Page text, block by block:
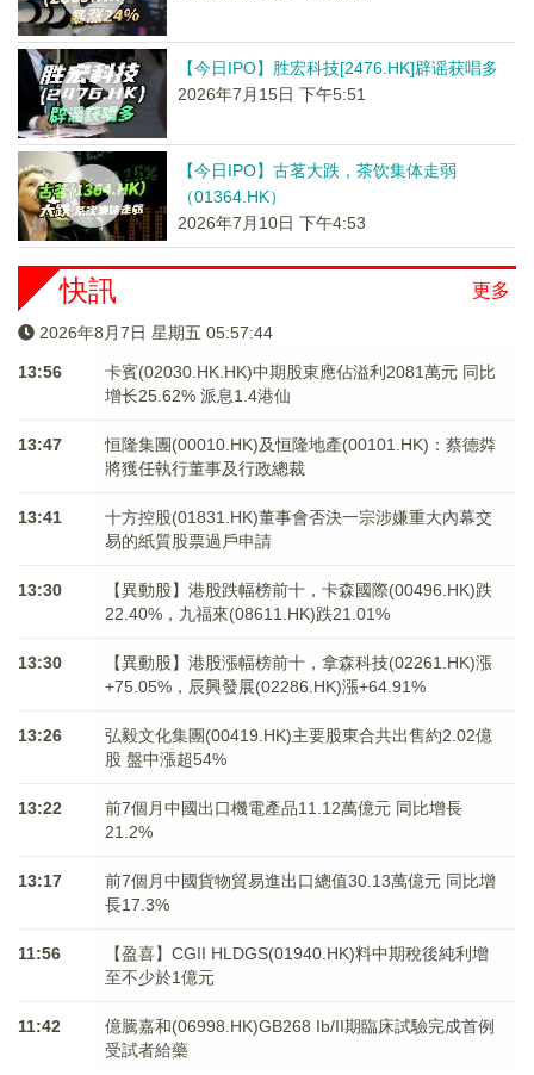
【今日IPO】胜宏科技[2476.HK]辟谣获唱多
2026年7月15日 下午5:51
【今日IPO】古茗大跌，茶饮集体走弱
（01364.HK）
2026年7月10日 下午4:53
更多
快訊
2026年8月7日 星期五 05:57:45
13:56
卡賓(02030.HK.HK)中期股東應佔溢利2081萬元 同比
增长25.62% 派息1.4港仙
13:47
恒隆集團(00010.HK)及恒隆地產(00101.HK)：蔡德粦
將獲任執行董事及行政總裁
13:41
十方控股(01831.HK)董事會否決一宗涉嫌重大內幕交
易的紙質股票過戶申請
13:30
【異動股】港股跌幅榜前十，卡森國際(00496.HK)跌
22.40%，九福來(08611.HK)跌21.01%
13:30
【異動股】港股漲幅榜前十，拿森科技(02261.HK)漲
+75.05%，辰興發展(02286.HK)漲+64.91%
13:26
弘毅文化集團(00419.HK)主要股東合共出售約2.02億
股 盤中漲超54%
13:22
前7個月中國出口機電產品11.12萬億元 同比增長
21.2%
13:17
前7個月中國貨物貿易進出口總值30.13萬億元 同比增
長17.3%
11:56
【盈喜】CGII HLDGS(01940.HK)料中期稅後純利增
至不少於1億元
11:42
億騰嘉和(06998.HK)GB268 Ib/II期臨床試驗完成首例
受試者給藥